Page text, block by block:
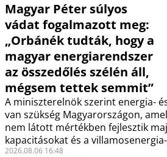
Magyar Péter súlyos
vádat fogalmazott meg:
„Orbánék tudták, hogy a
magyar energiarendszer
az összedőlés szélén áll,
mégsem tettek semmit”
A miniszterelnök szerint energia-
van szükség Magyarországon,
nem látott mértékben fejlesztik
kapacitásokat és a
2026.08.06 16:48